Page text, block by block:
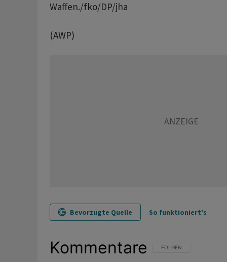
Waffen./fko/DP/jha
(AWP)
Bevorzugte Quelle So funktioniert's
Kommentare FOLGE DIESER
FOLGEN